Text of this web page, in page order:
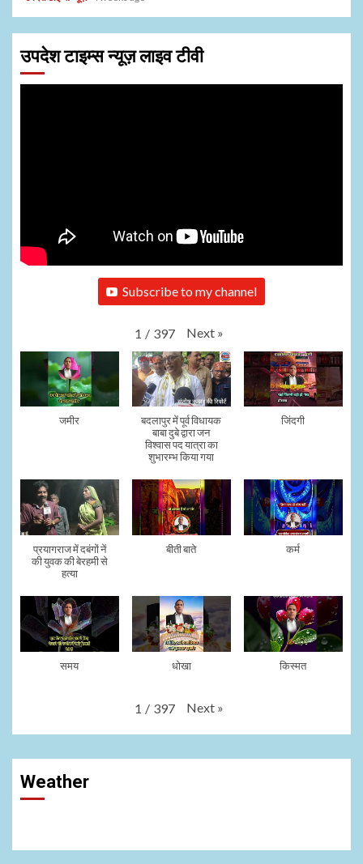
उपदेश टाइम्स न्यूज़ लाइव टीवी
Subscribe to my channel
1 / 397 Next »
जमीर
बदलापुर में पूर्व विधायक
बाबा दुबे द्वारा जन
विश्वास पद यात्रा का
शुभारम्भ किया गया
जिंदगी
प्रयागराज में दबंगों नें
की युवक की बेरहमी से
हत्या
बीती बाते कर्म
समय धोखा किस्मत
1 / 397 Next »
Weather